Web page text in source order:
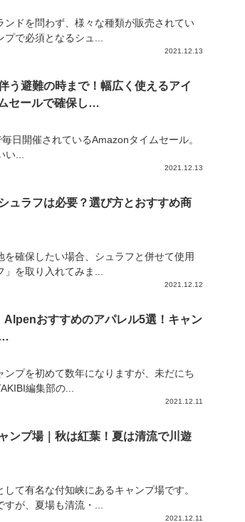
ンドを問わず、様々な種類が販売されてい
で必須となるシュ...
2021.12.13
う避難の時まで！幅広く使えるアイ
セールで確保し…
日開催されているAmazonタイムセール。
...
2021.12.13
ュラフは必要？選び方とおすすめ商
を確保したい場合、シュラフと併せて使用
を取り入れてみま...
2021.12.12
Alpenおすすめのアパレル5選！キャン
…
ンプを初めて数年になりますが、未だにち
編集部の...
2021.12.11
ンプ場｜秋は紅葉！夏は清流で川遊
て有名な付知峡にあるキャンプ場です。
が、夏場も清流・...
2021.12.11